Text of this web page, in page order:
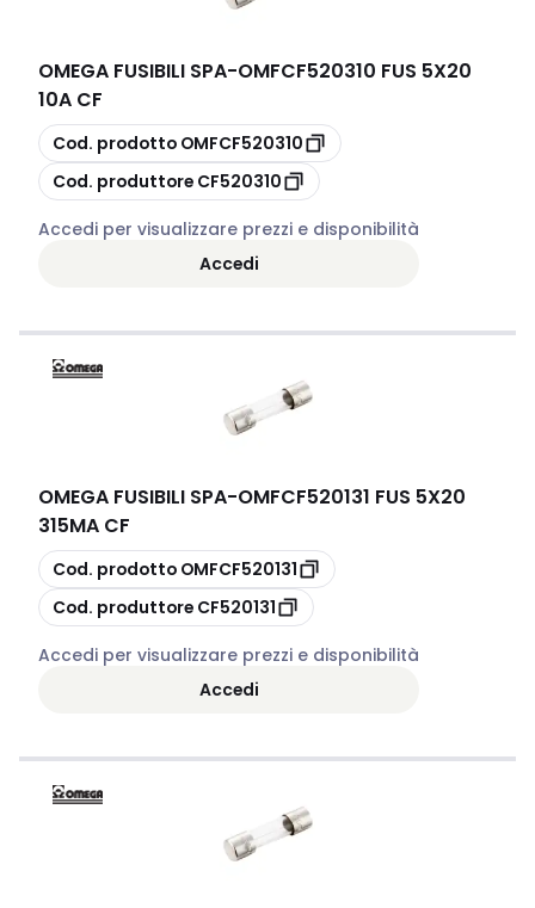
OMEGA FUSIBILI SPA-OMFCF520310 FUS 5X20
10A CF
copia
Cod. prodotto OMFCF520310
copia
Cod. produttore CF520310
Accedi per visualizzare prezzi e disponibilità
Accedi
OMEGA FUSIBILI SPA-OMFCF520131 FUS 5X20
315MA CF
copia
Cod. prodotto OMFCF520131
copia
Cod. produttore CF520131
Accedi per visualizzare prezzi e disponibilità
Accedi